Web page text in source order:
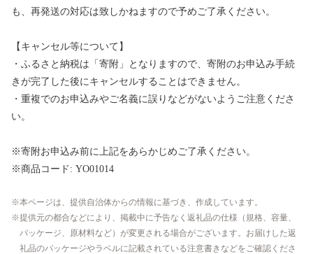
も、再発送の対応は致しかねますので予めご了承ください。
【キャンセル等について】
・ふるさと納税は「寄附」となりますので、寄附のお申込み手続
きが完了した後にキャンセルすることはできません。
・重複でのお申込みやご名義に誤りなどがないようご注意くださ
い。
※寄附お申込み前に上記をあらかじめご了承ください。
※商品コード: YO01014
本ページは、提供自治体からの情報に基づき、作成しています。
提供元の都合などにより、掲載中に予告なく返礼品の仕様（規格、容量、
パッケージ、原材料など）が変更される場合がございます。お届けした返
礼品のパッケージやラベルに記載されている注意書きなどをご確認くださ